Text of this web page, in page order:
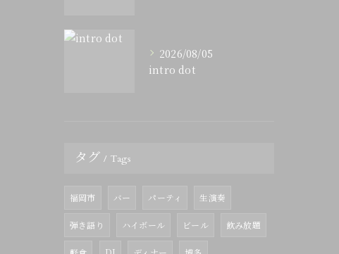
2026/08/05
intro dot
タグ Tags
福岡市 バー パーティ 生演奏
弾き語り ハイボール ビール 飲み放題